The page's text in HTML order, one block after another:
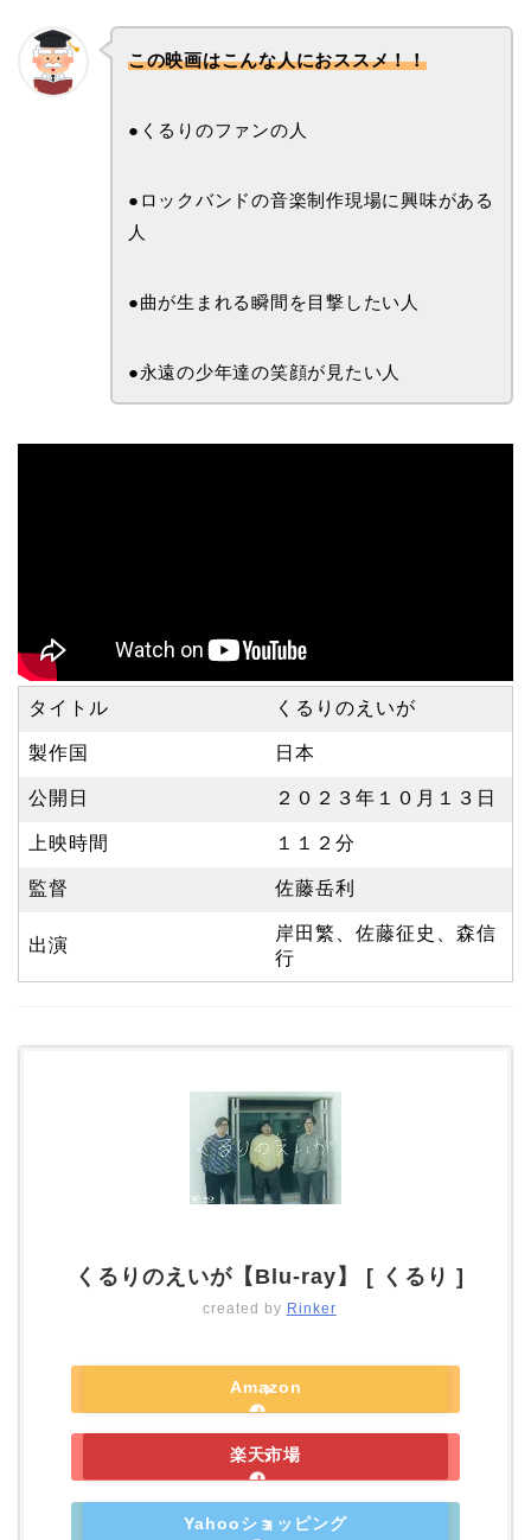
この映画はこんな人におススメ！！
●くるりのファンの人
●ロックバンドの音楽制作現場に興味がある
人
●曲が生まれる瞬間を目撃したい人
●永遠の少年達の笑顔が見たい人
タイトル くるりのえいが
製作国 日本
公開日 ２０２３年１０月１３日
上映時間 １１２分
監督 佐藤岳利
出演
岸田繁、佐藤征史、森信
行
くるりのえいが【Blu-ray】 [ くるり ]
created by Rinker
Amazon
楽天市場
Yahooショッピング